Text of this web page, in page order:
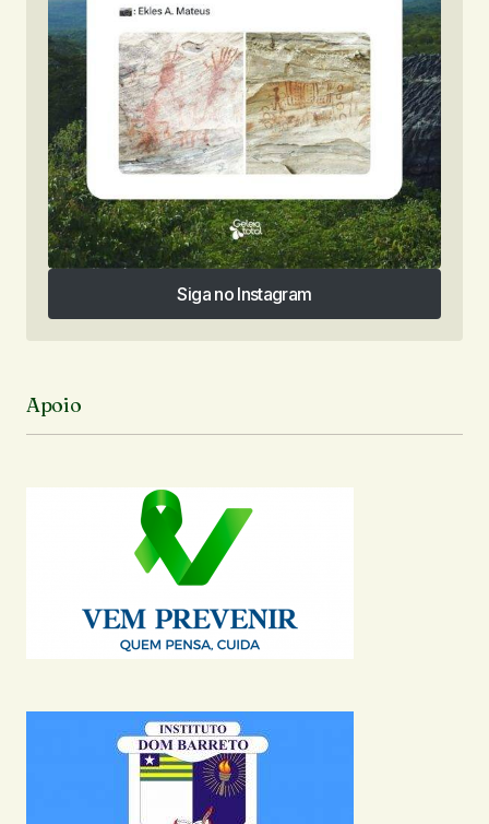
Siga no Instagram
Siga no Instagram
Apoio